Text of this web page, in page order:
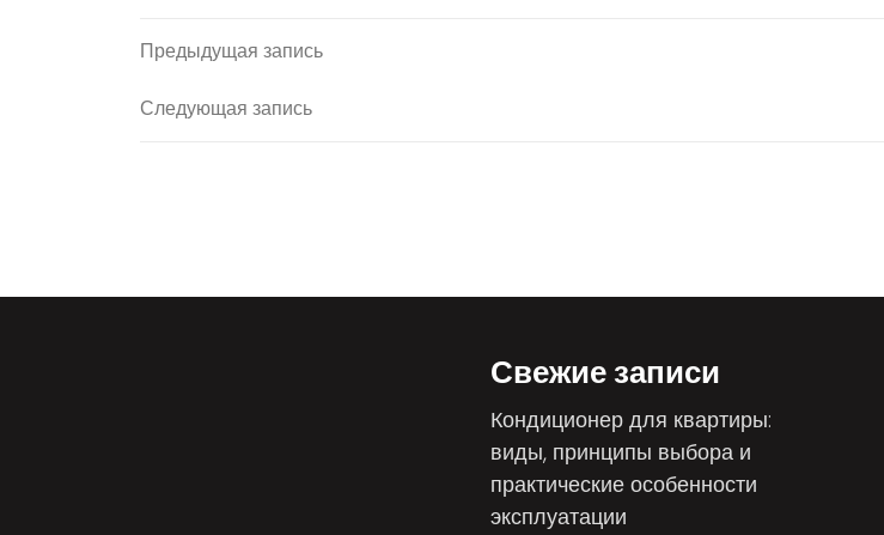
Навигация
по
Предыдущая
Предыдущая запись
Следующая
Следующая запись
Свежие записи
Кондиционер для квартиры:
виды, принципы выбора и
практические особенности
эксплуатации